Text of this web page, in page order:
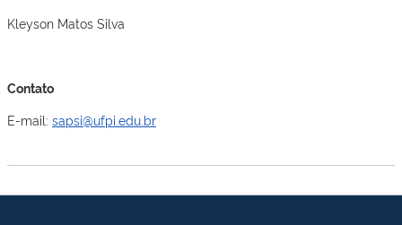
Kleyson Matos Silva
Contato
E-mail: sapsi@ufpi.edu.br